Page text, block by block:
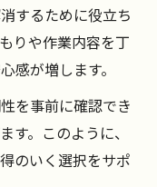
するために役立ち
りや作業内容を丁
感が増します。
を事前に確認でき
す。このように、
のいく選択をサポ